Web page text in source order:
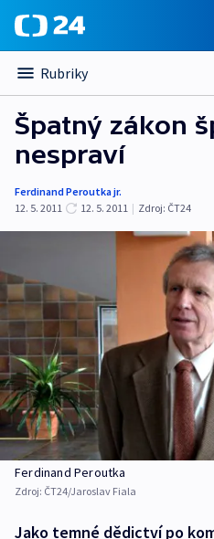
Rubriky
Špatný zákon
nespraví
Ferdinand Peroutka jr.
12. 5. 2011
12. 5. 2011 | Zdroj: ČT24
Ferdinand Peroutka
Zdroj: ČT24/Jaroslav Fiala
Jako temné dědictví po